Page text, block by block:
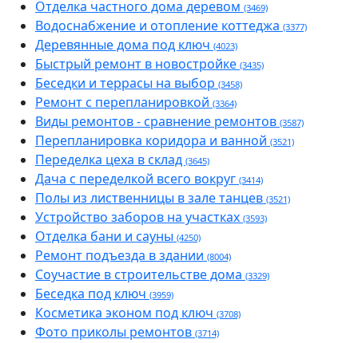
Отделка частного дома деревом (3469)
Водоснабжение и отопление коттеджа (3377)
Деревянные дома под ключ (4023)
Быстрый ремонт в новостройке (3435)
Беседки и террасы на выбор (3458)
Ремонт с перепланировкой (3364)
Виды ремонтов - сравнение ремонтов (3587)
Перепланировка коридора и ванной (3521)
Переделка цеха в склад (3645)
Дача с переделкой всего вокруг (3414)
Полы из лиственницы в зале танцев (3521)
Устройство заборов на участках (3593)
Отделка бани и сауны (4250)
Ремонт подъезда в здании (8004)
Соучастие в строительстве дома (3329)
Беседка под ключ (3959)
Косметика эконом под ключ (3708)
Фото приколы ремонтов (3714)